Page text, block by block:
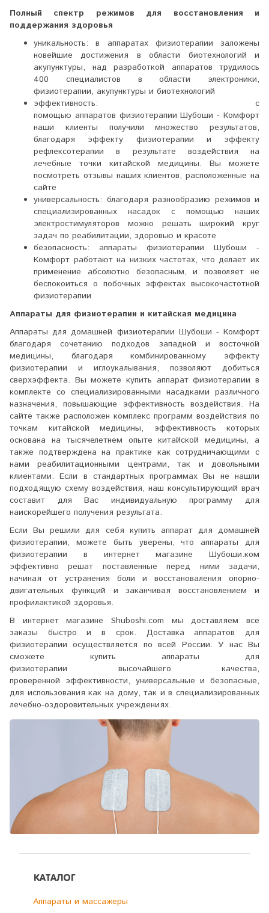
Полный спектр режимов для восстановления и
поддержания здоровья
уникальность: в аппаратах физиотерапии заложены
новейшие достижения в области биотехнологий и
акупунктуры, над разработкой аппаратов трудилось
400 специалистов в области электроники,
физиотерапии, акупунктуры и биотехнологий
эффективность: с
помощью аппаратов физиотерапии Шубоши - Комфорт
наши клиенты получили множество результатов,
благодаря эффекту физиотерапии и эффекту
рефлексотерапии в результате воздействия на
лечебные точки китайской медицины. Вы можете
посмотреть отзывы наших клиентов, расположенные на
сайте
универсальность: благодаря разнообразию режимов и
специализированных насадок с помощью наших
электростимуляторов можно решать широкий круг
задач по реабилитации, здоровью и красоте
безопасность: аппараты физиотерапии Шубоши -
Комфорт работают на низких частотах, что делает их
применение абсолютно безопасным, и позволяет не
беспокоиться о побочных эффектах высокочастотной
физиотерапии
Аппараты для физиотерапии и китайская медицина
Аппараты для домашней физиотерапии Шубоши - Комфорт
благодаря сочетанию подходов западной и восточной
медицины, благодаря комбинированному эффекту
физиотерапии и иглоукалывания, позволяют добиться
сверхэффекта. Вы можете купить аппарат физиотерапии в
комплекте со специализированными насадками различного
назначения, повышающие эффективность воздействия. На
сайте также расположен комплекс программ воздействия по
точкам китайской медицины, эффективность которых
основана на тысячелетнем опыте китайской медицины, а
также подтверждена на практике как сотрудничающими с
нами реабилитационными центрами, так и довольными
клиентами. Если в стандартных программах Вы не нашли
подходящую схему воздействия, наш консультирующий врач
составит для Вас индивидуальную программу для
наискорейшего получения результата.
Если Вы решили для себя купить аппарат для домашней
физиотерапии, можете быть уверены, что аппараты для
физиотерапии в интернет магазине Шубоши.ком
эффективно решат поставленные перед ними задачи,
начиная от устранения боли и восстановаления опорно-
двигательных функций и заканчивая восстановлением и
профилактикой здоровья.
В интернет магазине Shuboshi.com мы доставляем все
заказы быстро и в срок. Доставка аппаратов для
физиотерапии осуществляется по всей России. У нас Вы
сможете купить аппараты для
физиотерапии высочайшего качества,
проверенной эффективности, универсальные и безопасные,
для использования как на дому, так и в специализированных
лечебно-оздоровительных учреждениях.
КАТАЛОГ
Аппараты и массажеры